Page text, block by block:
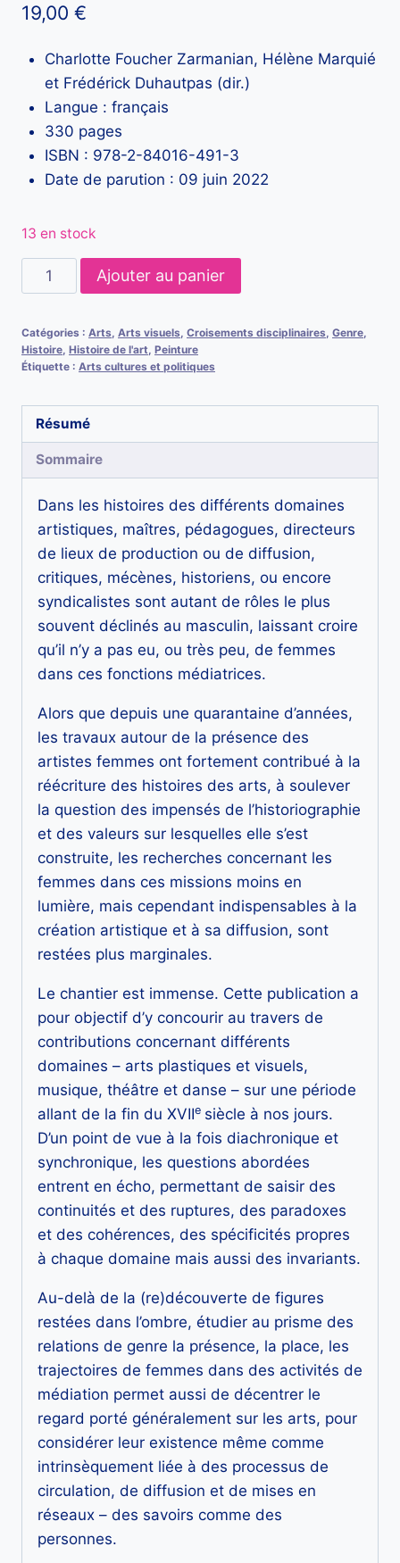
19,00 €
Charlotte Foucher Zarmanian, Hélène Marquié
et Frédérick Duhautpas (dir.)
Langue : français
330 pages
ISBN : 978-2-84016-491-3
Date de parution : 09 juin 2022
13 en stock
quantité
de
des
arts.
une
histoire
des
réseaux
féminins
féministes
Ajouter au panier
Catégories : Arts, Arts visuels, Croisements disciplinaires, Genre,
Histoire, Histoire de l'art, Peinture
Étiquette : Arts cultures et politiques
Résumé
Sommaire
Dans les histoires des différents domaines
artistiques, maîtres, pédagogues, directeurs
de lieux de production ou de diffusion,
critiques, mécènes, historiens, ou encore
syndicalistes sont autant de rôles le plus
souvent déclinés au masculin, laissant croire
qu’il n’y a pas eu, ou très peu, de femmes
dans ces fonctions médiatrices.
Alors que depuis une quarantaine d’années,
les travaux autour de la présence des
artistes femmes ont fortement contribué à la
réécriture des histoires des arts, à soulever
la question des impensés de l’historiographie
et des valeurs sur lesquelles elle s’est
construite, les recherches concernant les
femmes dans ces missions moins en
lumière, mais cependant indispensables à la
création artistique et à sa diffusion, sont
restées plus marginales.
Le chantier est immense. Cette publication a
pour objectif d’y concourir au travers de
contributions concernant différents
domaines – arts plastiques et visuels,
musique, théâtre et danse – sur une période
allant de la fin du XVIIe siècle à nos jours.
D’un point de vue à la fois diachronique et
synchronique, les questions abordées
entrent en écho, permettant de saisir des
continuités et des ruptures, des paradoxes
et des cohérences, des spécificités propres
à chaque domaine mais aussi des invariants.
Au-delà de la (re)découverte de figures
restées dans l’ombre, étudier au prisme des
relations de genre la présence, la place, les
trajectoires de femmes dans des activités de
médiation permet aussi de décentrer le
regard porté généralement sur les arts, pour
considérer leur existence même comme
intrinsèquement liée à des processus de
circulation, de diffusion et de mises en
réseaux – des savoirs comme des
personnes.